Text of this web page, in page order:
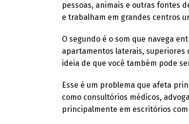
pessoas, animais e outras fontes
e trabalham em grandes centros
O segundo é o som que navega
apartamentos laterais, superiores
ideia de que você também pode
Esse é um problema que afeta
como consultórios médicos,
principalmente em escritórios